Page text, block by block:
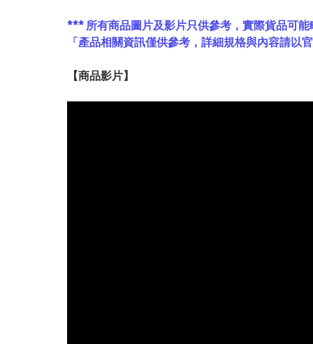
*** 所有商品圖片及影片只供參考，實際貨品可
「產品相關資訊僅供參考，詳細規格與內容請以
【商品影片】